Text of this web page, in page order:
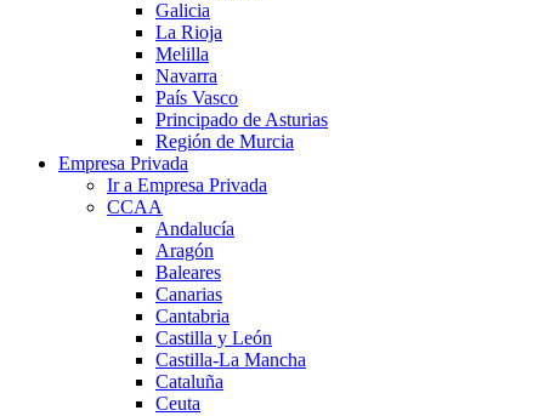
Galicia
La Rioja
Melilla
Navarra
País Vasco
Principado de Asturias
Región de Murcia
Empresa Privada
Ir a Empresa Privada
CCAA
Andalucía
Aragón
Baleares
Canarias
Cantabria
Castilla y León
Castilla-La Mancha
Cataluña
Ceuta